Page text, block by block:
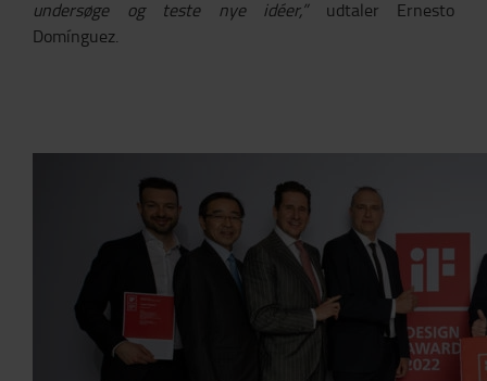
undersøge og teste nye idéer,”udtaler Ernesto
Domínguez.